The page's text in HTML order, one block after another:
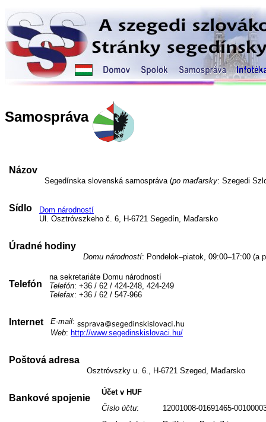
Samospráva
Názov
Segedínska slovenská samospráva (po maďarsky: Szegedi
Sídlo
Dom národností
Ul. Osztróvszkeho č. 6, H-6721 Segedín, Maďarsko
Úradné hodiny
Domu národností: Pondelok–piatok, 09:00–17:00 (a
Telefón
na sekretariáte Domu národností
Telefón: +36 / 62 / 424-248, 424-249
Telefax: +36 / 62 / 547-966
Internet E-mail:
Web: http://www.segedinskislovaci.hu/
Poštová adresa
Osztróvszky u. 6., H-6721 Szeged, Maďarsko
Bankové spojenie
Účet v HUF
Číslo účtu:
12001008-01691465-